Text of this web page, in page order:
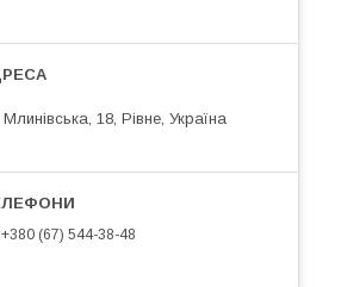
Млинівська, 18, Рівне, Україна
+380 (67) 544-38-48